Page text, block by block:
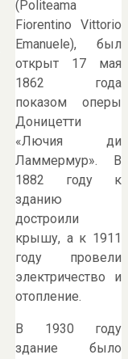
(Politeama
Fiorentino Vittorio
Emanuele), был
открыт 17 мая
1862 года
показом оперы
Доницетти
«Лючия ди
Ламмермур». В
1882 году к
зданию
достроили
крышу, а к 1911
году провели
электричество и
отопление.
В 1930 году
здание было